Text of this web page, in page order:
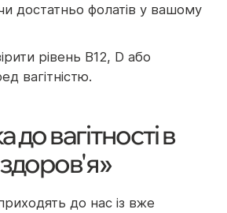
достатньо фолатів у вашому
рівень B12, D або
вагітністю.
до вагітності в
здоров'я»
до нас із вже